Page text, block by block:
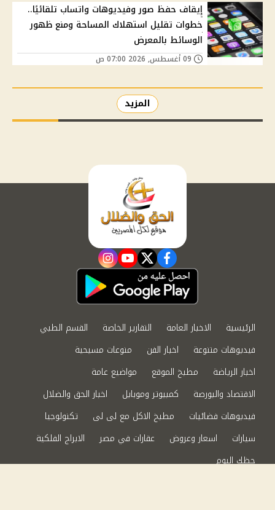
إيقاف حفظ صور وفيديوهات واتساب تلقائيًا..
خطوات تقليل استهلاك المساحة ومنع ظهور
الوسائط بالمعرض
المزيد
facebook
twitter
youtube
instagram
الرئيسية الاخبار العامة التقارير الخاصة
القسم الطبي
فيديوهات متنوعة
اخبار الفن
منوعات مسيحية
اخبار الرياضة
مطبخ الموقع
مواضيع عامة
الاقتصاد والبورصة
كمبيوتر وموبايل
اخبار الحق والضلال
فيديوهات فضائيات
مطبخ الاكل مع لى لى
تكنولوجيا
سيارات
اسعار وعروض عقارات في مصر
الابراج الفلكية
حظك اليوم